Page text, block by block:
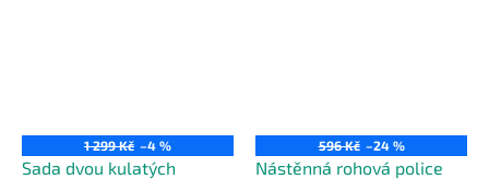
1 299 Kč –4 %
Sada dvou kulatých
596 Kč –24 %
Nástěnná rohová police